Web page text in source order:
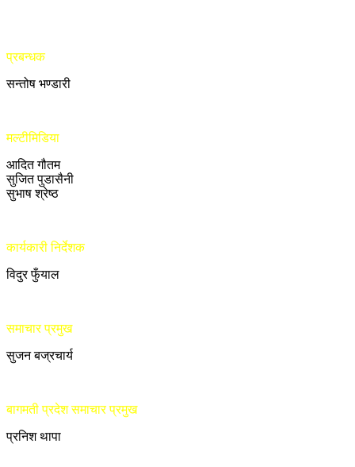
प्रबन्धक
सन्तोष भण्डारी
मल्टीमिडिया
आदित गौतम
सुजित पुडासैनी
सुभाष श्रेष्ठ
कार्यकारी निर्देशक
विदुर फुँयाल
समाचार प्रमुख
सुजन बज्रचार्य
बागमती प्रदेश समाचार प्रमुख
प्रनिश थापा